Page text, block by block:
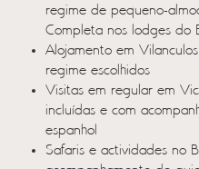
regime de pequeno-
Completa nos lodges do
Alojamento em
regime escolhidos
Visitas em regular em
incluídas e com
espanhol
Safaris e actividades no